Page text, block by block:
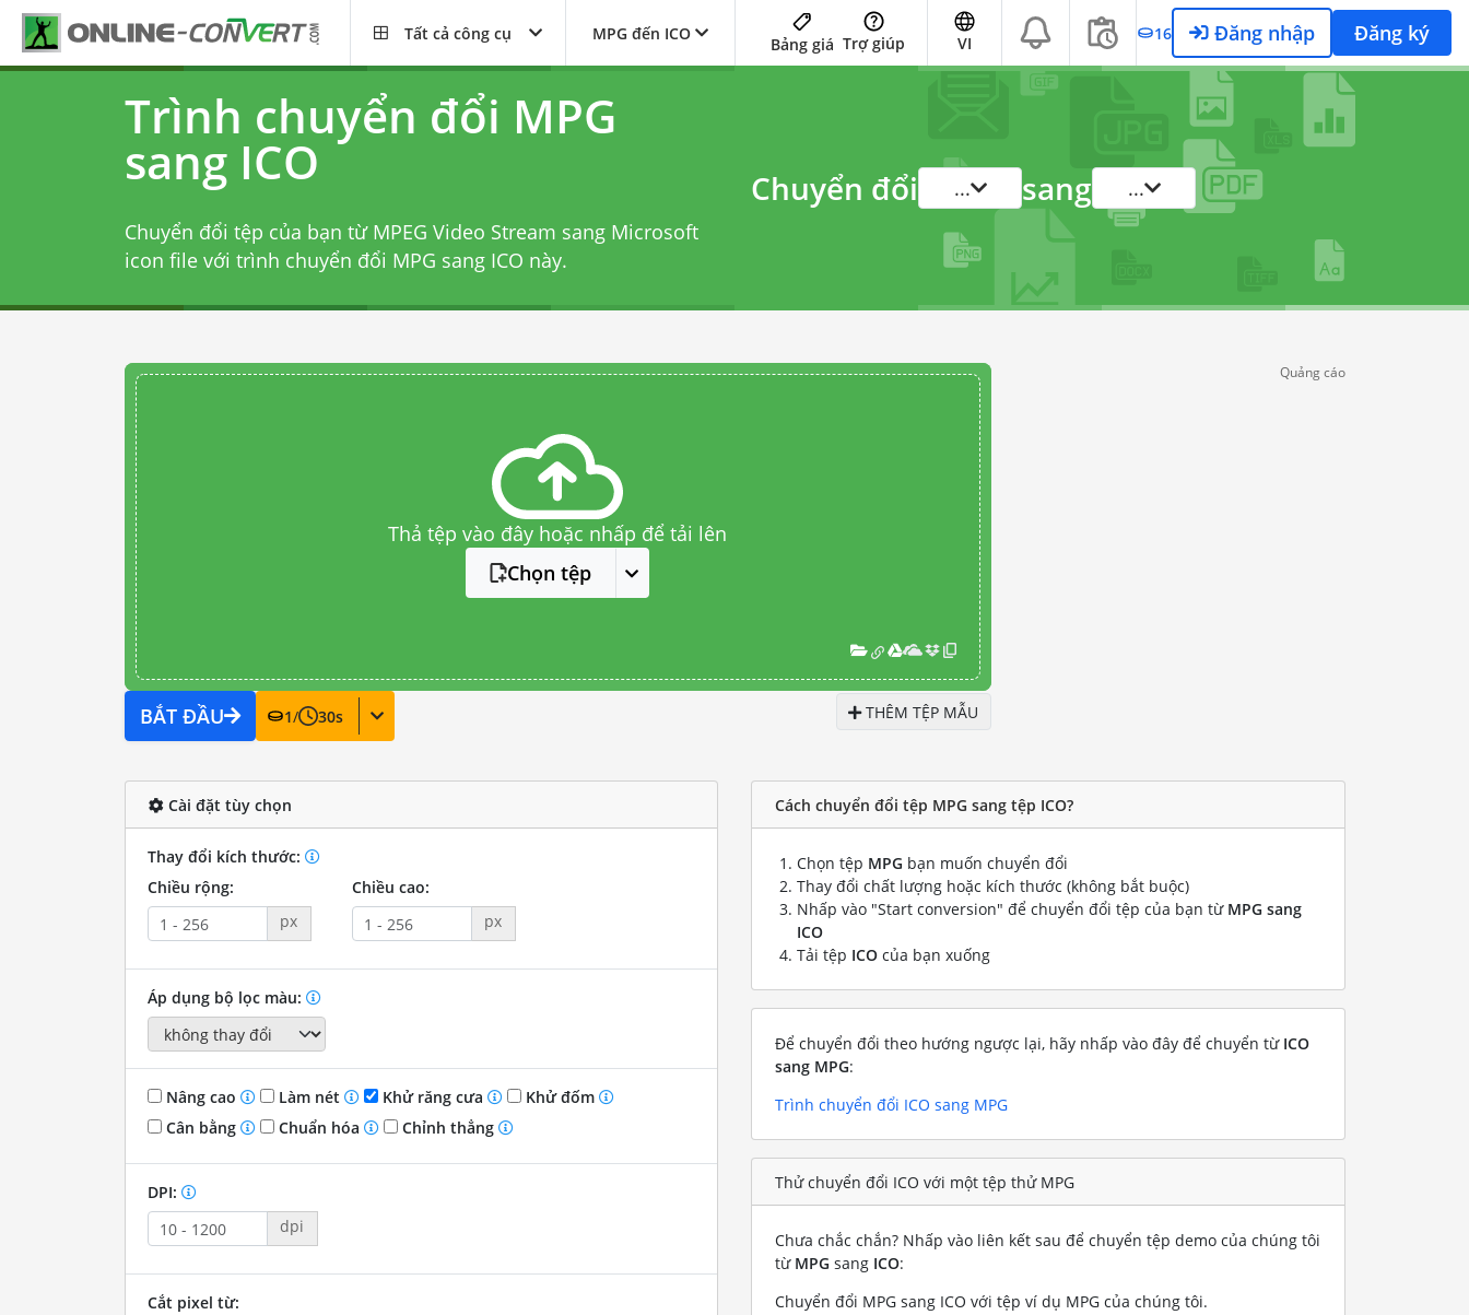
Tất cả công cụ MPG đến ICO
Bảng giá Trợ giúp VI 16 Đăng nhập Đăng ký
Trình chuyển đổi MPG
sang ICO
Chuyển đổi tệp của bạn từ MPEG Video Stream sang Microsoft
icon file với trình chuyển đổi MPG sang ICO này.
Chuyển đổi ... sang ...
Thả tệp vào đây hoặc nhấp để tải lên
Chọn tệp
BẮT ĐẦU 1/ 30s THÊM TỆP MẪU
Quảng cáo
Cài đặt tùy chọn
Thay đổi kích thước:
Chiều rộng:
px
Chiều cao:
px
Áp dụng bộ lọc màu:
Nâng cao Làm nét Khử răng cưa
Khử đốm
Cân bằng
Chuẩn hóa Chỉnh thẳng
DPI:
dpi
Cắt pixel từ:
Cách chuyển đổi tệp MPG sang tệp ICO?
Chọn tệp MPG bạn muốn chuyển đổi
Thay đổi chất lượng hoặc kích thước (không bắt buộc)
Nhấp vào "Start conversion" để chuyển đổi tệp của bạn từ MPG sang
ICO
Tải tệp ICO của bạn xuống
Để chuyển đổi theo hướng ngược lại, hãy nhấp vào đây để chuyển từ ICO
sang MPG:
Trình chuyển đổi ICO sang MPG
Thử chuyển đổi ICO với một tệp thử MPG
Chưa chắc chắn? Nhấp vào liên kết sau để chuyển tệp demo của chúng tôi
từ MPG sang ICO:
Chuyển đổi MPG sang ICO với tệp ví dụ MPG của chúng tôi.